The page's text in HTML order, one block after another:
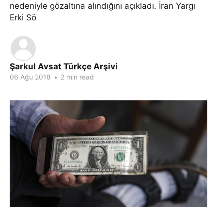
nedeniyle gözaltına alındığını açıkladı. İran Yargı
Erki Sö
Şarkul Avsat Türkçe Arşivi
06 Ağu 2018 • 2 min read